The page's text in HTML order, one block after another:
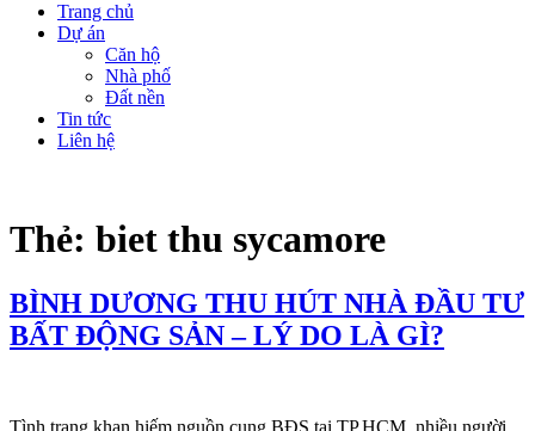
Trang chủ
Dự án
Căn hộ
Nhà phố
Đất nền
Tin tức
Liên hệ
Thẻ: biet thu sycamore
BÌNH DƯƠNG THU HÚT NHÀ ĐẦU TƯ
BẤT ĐỘNG SẢN – LÝ DO LÀ GÌ?
Tình trạng khan hiếm nguồn cung BĐS tại TP.HCM, nhiều người